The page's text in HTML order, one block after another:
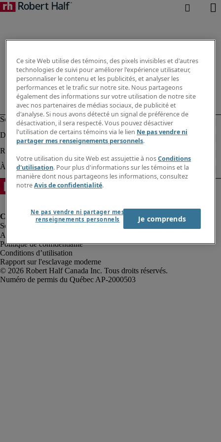
Alerte à la fraude
Politique de confidentialité
Conditions d’utilisation
Rapport sur l'esclavage moderne
Robert Half Canada Inc. Tous droits réservés.
Ce site Web utilise des témoins, des pixels invisibles et d'autres
technologies de suivi pour améliorer l'expérience utilisateur,
personnaliser le contenu et les publicités, et analyser les
performances et le trafic sur notre site. Nous partageons
également des informations sur votre utilisation de notre site
avec nos partenaires de médias sociaux, de publicité et
d'analyse. Si nous avons détecté un signal de préférence de
désactivation, il sera respecté. Vous pouvez désactiver
l'utilisation de certains témoins via le lien Ne pas vendre ni
partager mes renseignements personnels.
Votre utilisation du site Web est assujettie à nosConditions
d'utilisation. Pour plus d'informations sur les témoins et la
manière dont nous partageons les informations, consultez
notreAvis de confidentialité.
Ne pas vendre ni partager mes
renseignements personnels
Je comprends